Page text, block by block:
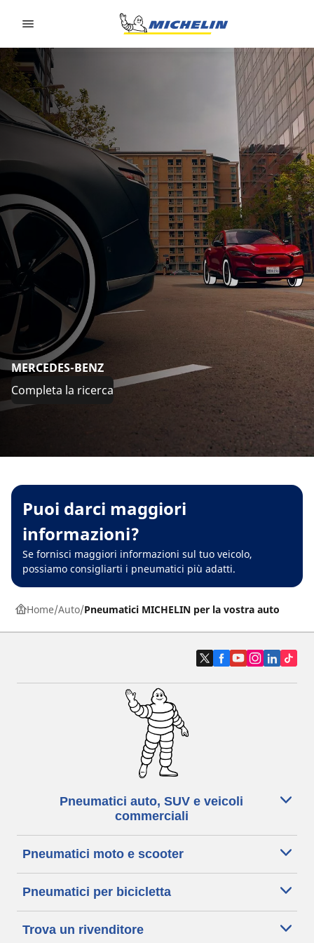
MERCEDES-BENZ
Completa la ricerca
Puoi darci maggiori
informazioni?
Se fornisci maggiori informazioni sul tuo veicolo,
possiamo consigliarti i pneumatici più adatti.
Home Auto Pneumatici MICHELIN per la vostra auto
Pneumatici auto, SUV e veicoli
commerciali
Pneumatici moto e scooter
Pneumatici per bicicletta
Trova un rivenditore